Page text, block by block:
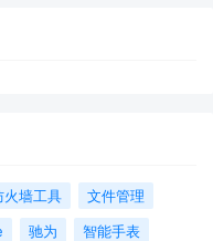
火墙工具
文件管理
驰为
智能手表